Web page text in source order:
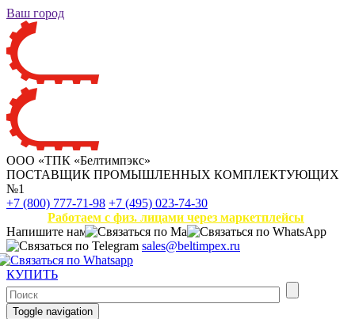
Ваш город
ООО «ТПК «Белтимпэкс»
ПОСТАВЩИК ПРОМЫШЛЕННЫХ КОМПЛЕКТУЮЩИХ
№1
+7 (800) 777-71-98 +7 (495) 023-74-30
Работаем с физ. лицами через маркетплейсы
Напишите нам
sales@beltimpex.ru
КУПИТЬ
Toggle navigation